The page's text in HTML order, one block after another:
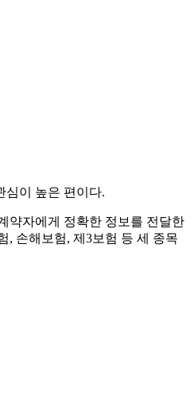
심이 높은 편이다.
약자에게 정확한 정보를 전달한
, 손해보험, 제3보험 등 세 종목